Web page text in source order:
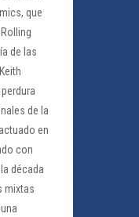
que
de las
de la
en
con
década
mixtas